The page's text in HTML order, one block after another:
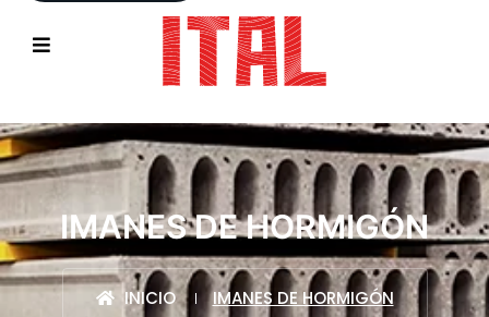
IMANES DE HORMIGÓN
INICIO IMANES DE HORMIGÓN